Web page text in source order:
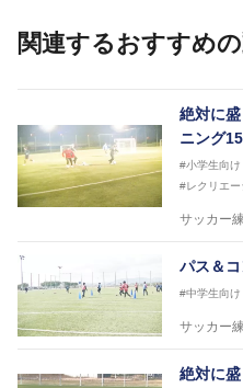
関連するおすすめ
絶対に
ニング
#小学生向け
#レクリエー
サッカー
パス＆
#中学生向け
サッカー
絶対に